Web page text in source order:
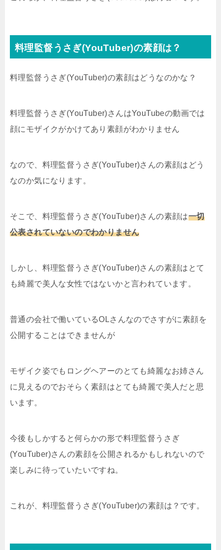
料理監督うさぎ(YouTuber)の素顔は？
料理監督うさぎ(YouTuber)の素顔はどうなのかな？
料理監督うさぎ(YouTuber)さんはYouTubeの動画では
顔にモザイクがかけてあり素顔がわかりません
なので、料理監督うさぎ(YouTuber)さんの素顔はどう
なのか気になります。
そこで、料理監督うさぎ(YouTuber)さんの素顔は一切
公表されていないのでわかりません
しかし、料理監督うさぎ(YouTuber)さんの素顔はとて
も綺麗で美人な女性ではないかと言われています。
普通の会社で働いているOLさんなのでさすがに素顔を
公開することはできませんが
モザイク姿でもロングヘアーのとても綺麗なお姉さん
に見えるのでおそらく素顔はとても綺麗で美人だと思
います。
今後もしかすると何らかの形で料理監督うさぎ
(YouTuber)さんの素顔を公開されるかもしれないので
楽しみに待っていたいですね。
これが、料理監督うさぎ(YouTuber)の素顔は？です。